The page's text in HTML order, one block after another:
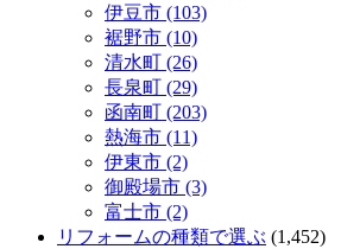
伊豆市 (103)
裾野市 (10)
清水町 (26)
長泉町 (29)
函南町 (203)
熱海市 (11)
伊東市 (2)
御殿場市 (3)
富士市 (2)
リフォームの種類で選ぶ (1,452)